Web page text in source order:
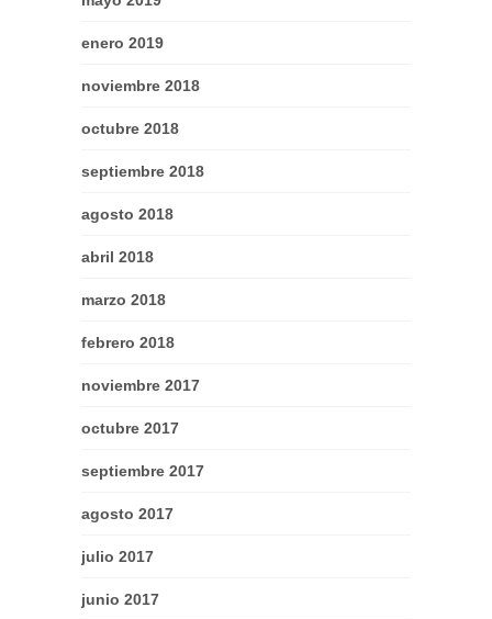
enero 2019
noviembre 2018
octubre 2018
septiembre 2018
agosto 2018
abril 2018
marzo 2018
febrero 2018
noviembre 2017
octubre 2017
septiembre 2017
agosto 2017
julio 2017
junio 2017